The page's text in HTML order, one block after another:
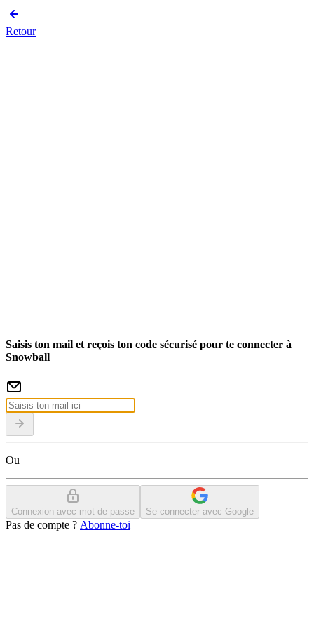
Retour
Saisis ton mail et reçois ton code sécurisé pour te connecter à
Snowball
Ou
Connexion avec mot de passe Se connecter avec Google
Pas de compte ? Abonne-toi